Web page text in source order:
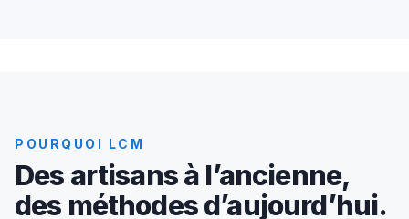
POURQUOI LCM
Des artisans à l’ancienne,
des méthodes d’aujourd’hui.